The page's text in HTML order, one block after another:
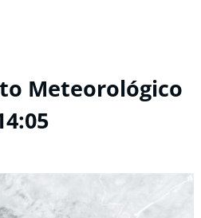
Meteorológico